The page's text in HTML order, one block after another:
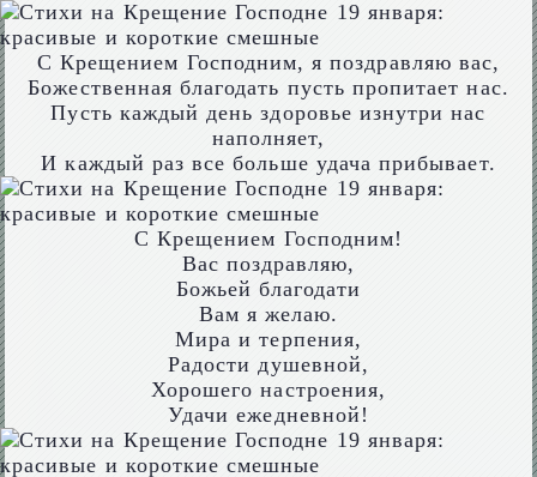
С Крещением Господним, я поздравляю вас,
Божественная благодать пусть пропитает нас.
Пусть каждый день здоровье изнутри нас
наполняет,
И каждый раз все больше удача прибывает.
С Крещением Господним!
Вас поздравляю,
Божьей благодати
Вам я желаю.
Мира и терпения,
Радости душевной,
Хорошего настроения,
Удачи ежедневной!